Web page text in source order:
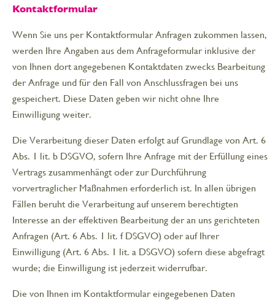
Kontaktformular
Wenn Sie uns per Kontaktformular Anfragen zukommen lassen,
werden Ihre Angaben aus dem Anfrageformular inklusive der
von Ihnen dort angegebenen Kontaktdaten zwecks Bearbeitung
der Anfrage und für den Fall von Anschlussfragen bei uns
gespeichert. Diese Daten geben wir nicht ohne Ihre
Einwilligung weiter.
Die Verarbeitung dieser Daten erfolgt auf Grundlage von Art. 6
Abs. 1 lit. b DSGVO, sofern Ihre Anfrage mit der Erfüllung eines
Vertrags zusammenhängt oder zur Durchführung
vorvertraglicher Maßnahmen erforderlich ist. In allen übrigen
Fällen beruht die Verarbeitung auf unserem berechtigten
Interesse an der effektiven Bearbeitung der an uns gerichteten
Anfragen (Art. 6 Abs. 1 lit. f DSGVO) oder auf Ihrer
Einwilligung (Art. 6 Abs. 1 lit. a DSGVO) sofern diese abgefragt
wurde; die Einwilligung ist jederzeit widerrufbar.
Die von Ihnen im Kontaktformular eingegebenen Daten